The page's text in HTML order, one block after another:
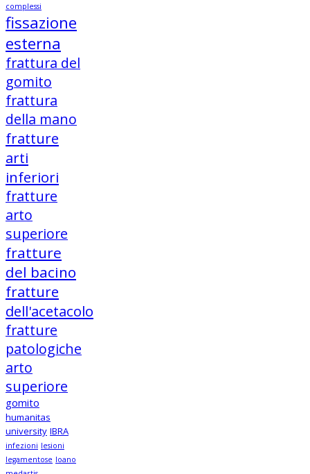
complessi
fissazione
esterna
frattura del
gomito
frattura
della mano
fratture
arti
inferiori
fratture
arto
superiore
fratture
del bacino
fratture
dell'acetacolo
fratture
patologiche
arto
superiore
gomito
humanitas
university IBRA
infezioni lesioni
legamentose loano